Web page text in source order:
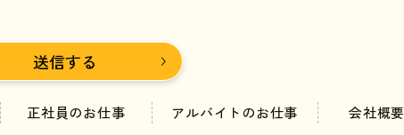
正社員のお仕事 アルバイトのお仕事 会社概要